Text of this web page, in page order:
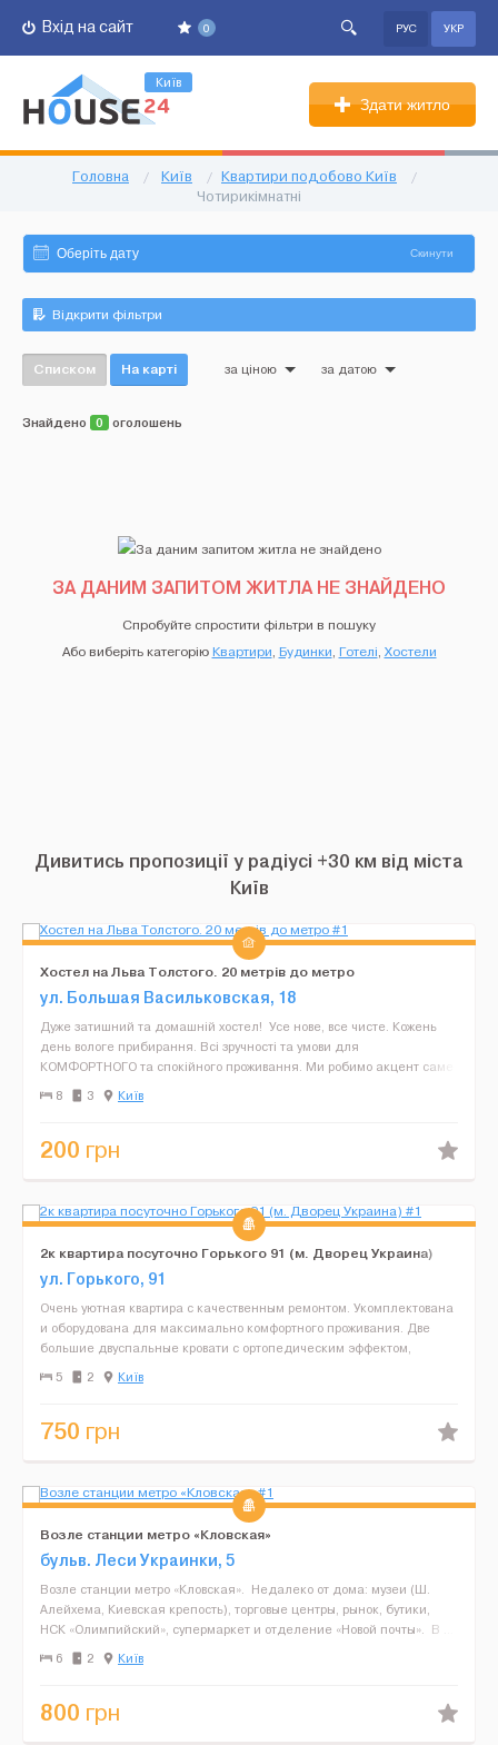
0
Вхід на сайт РУС УКР
Київ
Здати житло
Головна / Київ / Квартири подобово Київ
/
Чотирикімнатні
Скинути
Відкрити фільтри
Списком На карті за ціною за датою
Знайдено 0 оголошень
ЗА ДАНИМ ЗАПИТОМ ЖИТЛА НЕ ЗНАЙДЕНО
Спробуйте спростити фільтри в пошуку
Або виберіть категоріюКвартири, Будинки, Готелі, Хостели
Дивитись пропозиції у радіусі +30 км від міста
Київ
Хостел на Льва Толстого. 20 метрів до метро
ул. Большая Васильковская, 18
Дуже затишний та домашній хостел! Усе нове, все чисте. Кожень
день вологе прибирання. Всі зручності та умови для
КОМФОРТНОГО та спокійного проживання. Ми робимо акцент саме
на спокійному проживання. Є охорона, стоїть камера ...
8 3 Київ
200 грн
2к квартира посуточно Горького 91 (м. Дворец Украина)
ул. Горького, 91
Очень уютная квартира с качественным ремонтом. Укомплектована
и оборудована для максимально комфортного проживания. Две
большие двуспальные кровати с ортопедическим эффектом,
красивый удобный диван и два кресла , шкафы для одежды,...
5 2 Київ
750 грн
Возле станции метро «Кловская»
бульв. Леси Украинки, 5
Возле станции метро «Кловская». Недалеко от дома: музеи (Ш.
Алейхема, Киевская крепость), торговые центры, рынок, бутики,
НСК «Олимпийский», супермаркет и отделение «Новой почты». В ...
6
2 Київ
800 грн